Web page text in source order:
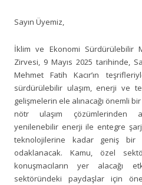
Sayın Üyemiz,
İklim ve Ekonomi Sürdürülebilir
Zirvesi, 9 Mayıs 2025 tarihinde,
Mehmet Fatih Kacır’ın
sürdürülebilir ulaşım, enerji ve
gelişmelerin ele alınacağı önemli
nötr ulaşım çözümlerinden
yenilenebilir enerji ile entegre
teknolojilerine kadar geniş bir
odaklanacak. Kamu, özel
konuşmacıların yer alacağı
sektöründeki paydaşlar için